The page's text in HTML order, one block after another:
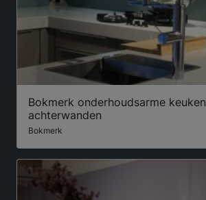
Bokmerk onderhoudsarme keuken
achterwanden
Bokmerk